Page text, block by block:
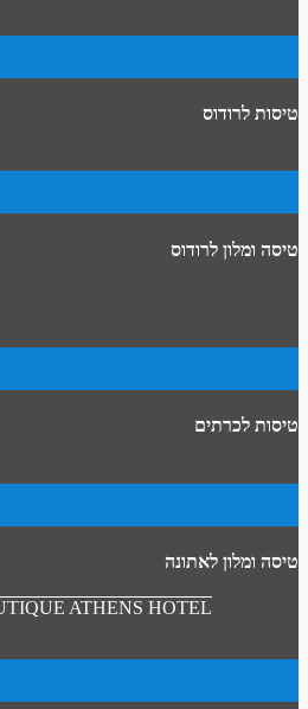
טיסות לרודוס
טיסה ומלון לרודוס
טיסות לכרתים
טיסה ומלון לאתונה
ATHENS HOTEL